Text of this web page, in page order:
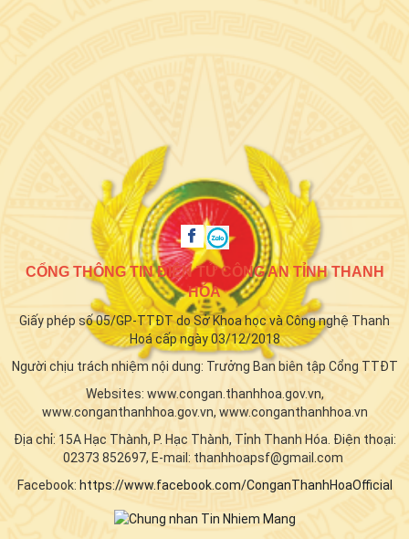
CỔNG THÔNG TIN ĐIỆN TỬ CÔNG AN TỈNH THANH
HÓA
Giấy phép số 05/GP-TTĐT do Sở Khoa học và Công nghệ Thanh
Hoá cấp ngày 03/12/2018
Người chịu trách nhiệm nội dung: Trưởng Ban biên tập Cổng TTĐT
Websites: www.congan.thanhhoa.gov.vn,
www.conganthanhhoa.gov.vn, www.conganthanhhoa.vn
Địa chỉ: 15A Hạc Thành, P. Hạc Thành, Tỉnh Thanh Hóa. Điện thoại:
02373 852697, E-mail: thanhhoapsf@gmail.com
Facebook: https://www.facebook.com/ConganThanhHoaOfficial